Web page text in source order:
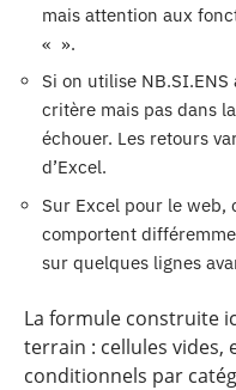
mais attention aux
« ».
Si on utilise NB.SI.ENS
critère mais pas dans
échouer. Les retours
d’Excel.
Sur Excel pour le web,
comportent
sur quelques lignes
La formule construite
terrain : cellules vides,
conditionnels par